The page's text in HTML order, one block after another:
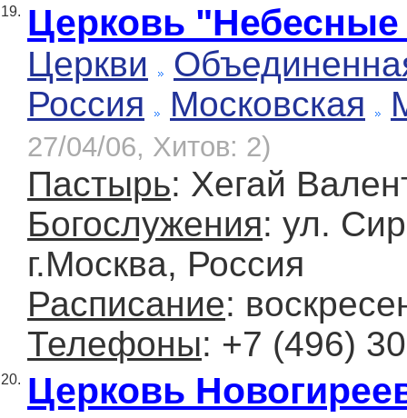
19. Церковь "Небесные
Церкви
Россия
Московская
27/04/06, Хитов: 2)
Пастырь: Хегай
Богослужения: ул.
г.Москва, Россия
Расписание:
Телефоны: +7 (496)
20. Церковь